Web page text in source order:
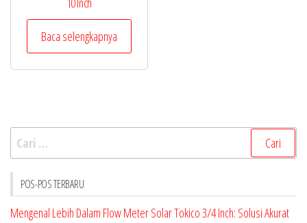
Baca selengkapnya
Cari
untuk:
POS-POS TERBARU
Mengenal Lebih Dalam Flow Meter Solar Tokico 3/4 Inch: Solusi Akurat